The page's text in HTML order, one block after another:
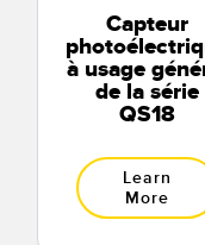
Capteur
à usage
de la série
QS18
Learn
More